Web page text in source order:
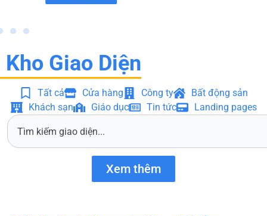
Xem thêm
Kho Giao Diện
Tất cả Cửa hàng Công ty
Bất động sản
Xem thêm